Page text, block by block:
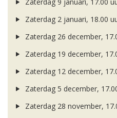
Zaterdag 9 januari, 17.00
Zaterdag 2 januari, 18.00
Zaterdag 26 december,
Zaterdag 19 december,
Zaterdag 12 december,
Zaterdag 5 december,
Zaterdag 28 november,